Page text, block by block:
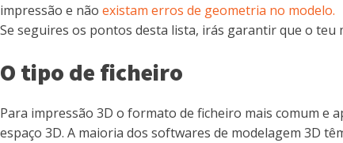
impressão e não existam erros de geometria no modelo.
Se seguires os pontos desta lista, irás garantir que o
O tipo de ficheiro
Para impressão 3D o formato de ficheiro mais comum e
espaço 3D. A maioria dos softwares de modelagem 3D